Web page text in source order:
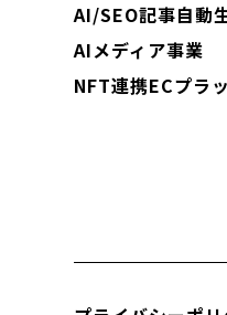
AI/SEO記事自動
AIメディア事業
NFT連携ECプラ